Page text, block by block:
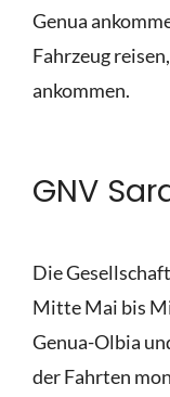
Genua
Fahrzeug
ankommen.
GNV
Die
Mitte Mai bis
Genua-Olbia
der Fahrten